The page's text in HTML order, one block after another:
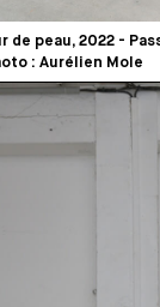
de peau, 2022 -
: Aurélien Mole